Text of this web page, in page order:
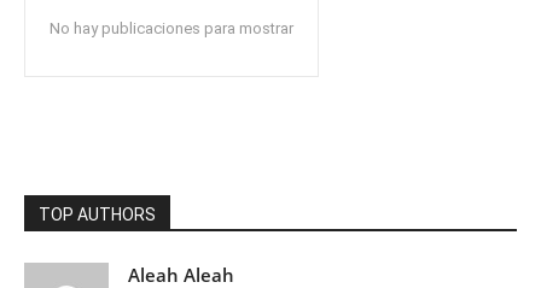
No hay publicaciones para mostrar
TOP AUTHORS
Aleah Aleah